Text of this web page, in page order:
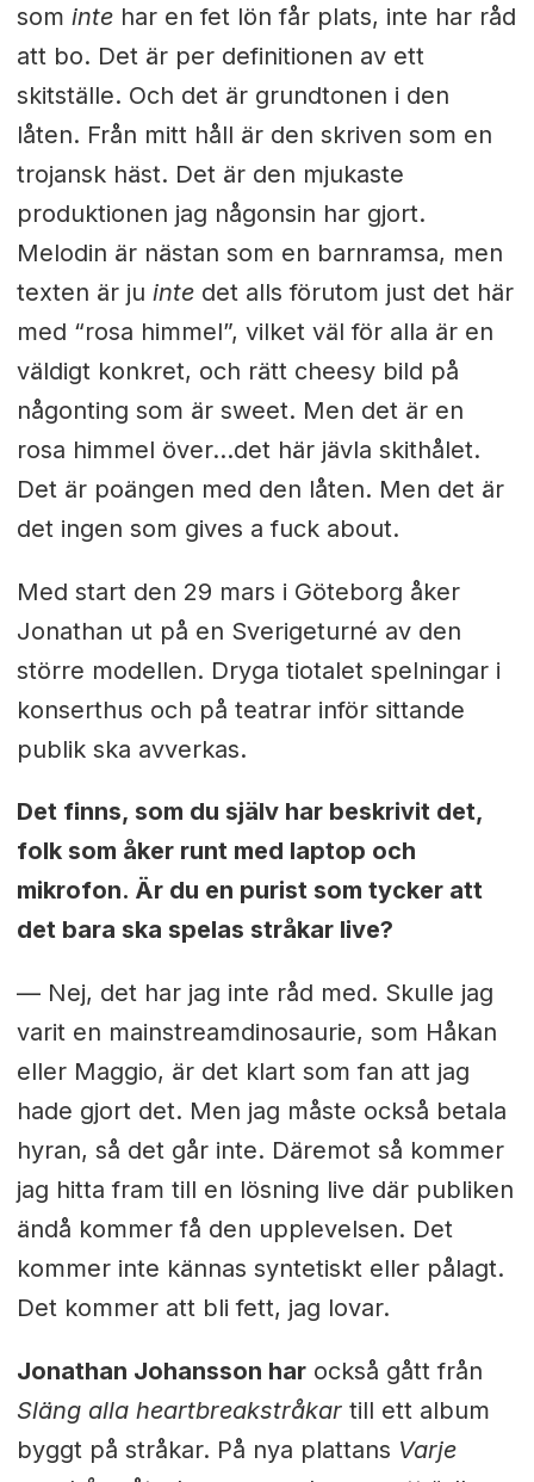
som intehar en fet lön får plats, inte har råd
att bo. Det är per definitionen av ett
skitställe. Och det är grundtonen i den
låten. Från mitt håll är den skriven som en
trojansk häst. Det är den mjukaste
produktionen jag någonsin har gjort.
Melodin är nästan som en barnramsa, men
texten är ju intedet alls förutom just det här
med “rosa himmel”, vilket väl för alla är en
väldigt konkret, och rätt cheesy bild på
någonting som är sweet. Men det är en
rosa himmel över…det här jävla skithålet.
Det är poängen med den låten. Men det är
det ingen som gives a fuck about.
Med start den 29 mars i Göteborg åker
Jonathan ut på en Sverigeturné av den
större modellen. Dryga tiotalet spelningar i
konserthus och på teatrar inför sittande
publik ska avverkas.
Det finns, som du själv har beskrivit det,
folk som åker runt med laptop och
mikrofon. Är du en purist som tycker att
det bara ska spelas stråkar live?
— Nej, det har jag inte råd med. Skulle jag
varit en mainstreamdinosaurie, som Håkan
eller Maggio, är det klart som fan att jag
hade gjort det. Men jag måste också betala
hyran, så det går inte. Däremot så kommer
jag hitta fram till en lösning live där publiken
ändå kommer få den upplevelsen. Det
kommer inte kännas syntetiskt eller pålagt.
Det kommer att bli fett, jag lovar.
Jonathan Johansson harockså gått från
Släng alla heartbreakstråkartill ett album
byggt på stråkar. På nya plattans Varje